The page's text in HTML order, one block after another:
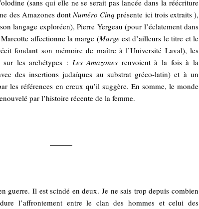
(sans qui elle ne se serait pas lancée dans la réécriture
des Amazones dontNuméro Cinqprésente ici trois extraits ),
langage exploréen), Pierre Yergeau (pour l’éclatement dans
affectionne la marge (Marge est d’ailleurs le titre et le
fondant son mémoire de maître à l’Université Laval), les
sur les archétypes : Les Amazones renvoient à la fois à la
des insertions judaïques au substrat gréco-latin) et à un
les références en creux qu’il suggère. En somme, le monde
par l’histoire récente de la femme.
———
guerre. Il est scindé en deux. Je ne sais trop depuis combien
l’affrontement entre le clan des hommes et celui des